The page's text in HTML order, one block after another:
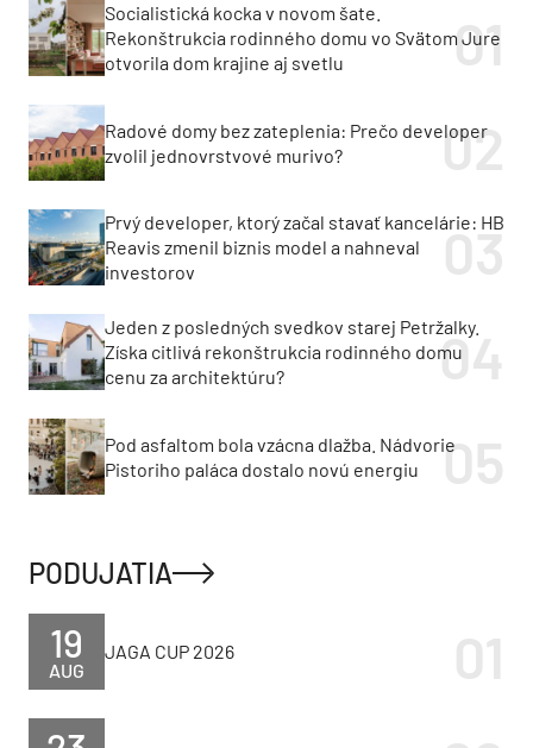
Socialistická kocka v novom šate.
Rekonštrukcia rodinného domu vo Svätom Jure
otvorila dom krajine aj svetlu
Radové domy bez zateplenia: Prečo developer
zvolil jednovrstvové murivo?
Prvý developer, ktorý začal stavať kancelárie: HB
Reavis zmenil biznis model a nahneval
investorov
Jeden z posledných svedkov starej Petržalky.
Získa citlivá rekonštrukcia rodinného domu
cenu za architektúru?
Pod asfaltom bola vzácna dlažba. Nádvorie
Pistoriho paláca dostalo novú energiu
PODUJATIA
AUG
19 JAGA CUP 2026